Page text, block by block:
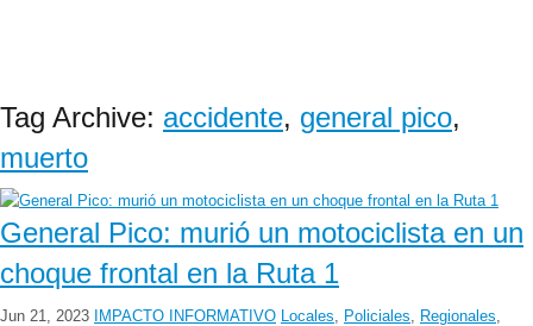
Tag Archive: accidente, general pico,
muerto
General Pico: murió un motociclista en un
choque frontal en la Ruta 1
Jun 21, 2023 IMPACTO INFORMATIVO Locales, Policiales, Regionales,